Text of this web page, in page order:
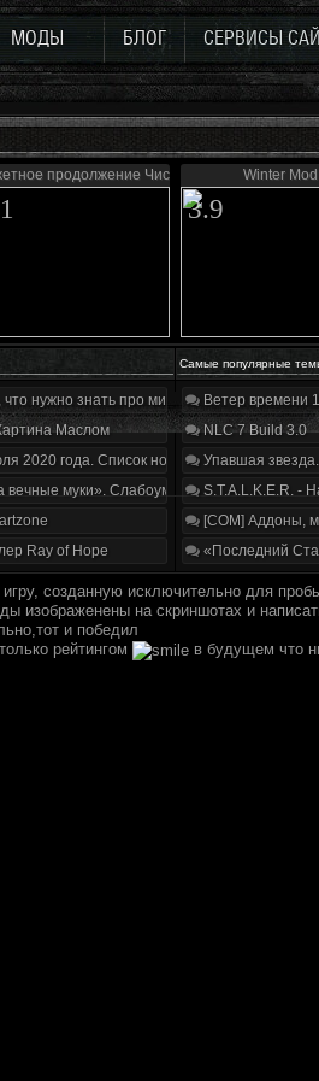
МОДЫ БЛОГ СЕРВИСЫ
продолжение Чистого неба Winter Mod
3.9
Самые популярные
что нужно знать про мир, геймплей и сюжет |
Маслом
2020 года. Список нововведений
муки». Слабоумие и отвага
Ray of Hope
Ветер времени
NLC 7 Build 3.0
Упавшая
S.T.A.L.K.E.R. -
[COM] Аддоны,
«Последний
созданную исключительно для
изображенены на скриншотах и
и победил
рейтингом
в будущем что